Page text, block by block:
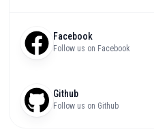
Facebook
Follow us on Facebook
Github
Follow us on Github